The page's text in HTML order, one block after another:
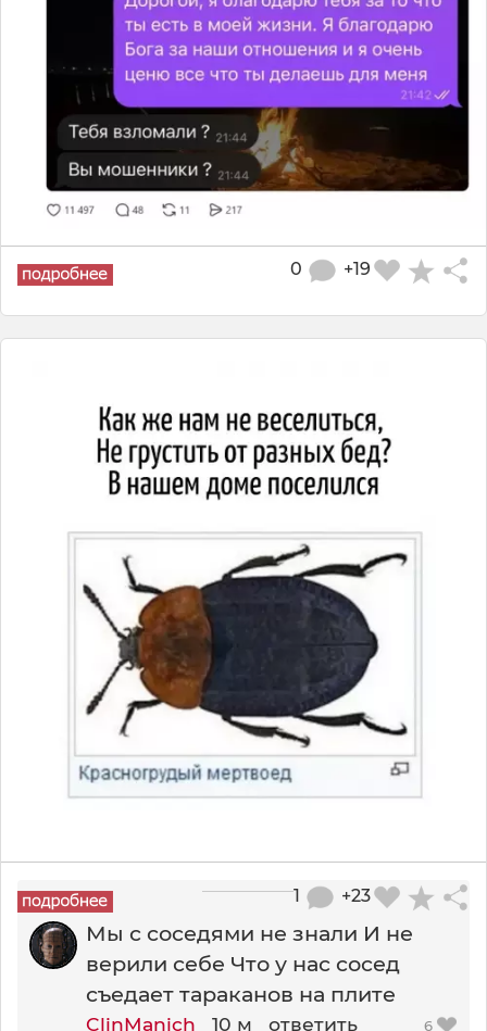
+19
0
+23
1
Мы с соседями не знали И не
верили себе Что у нас сосед
съедает тараканов на плите
ClinManich 10 м ответить 6